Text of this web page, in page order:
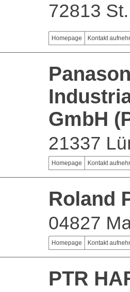
72813
Homepage Kontakt
GmbH
21337
Homepage Kontakt
Roland
04827
Homepage Kontakt
PTR